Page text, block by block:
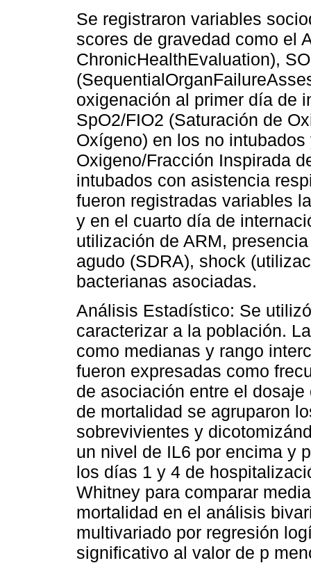
Se registraron variables
scores de gravedad como el
ChronicHealthEvaluation),
oxigenación al primer día de
SpO2/FIO2 (Saturación de
Oxígeno) en los no
Oxigeno/Fracción Inspirada
intubados con asistencia
fueron registradas variables
y en el cuarto día de
utilización de ARM,
agudo (SDRA), shock
bacterianas asociadas.
Análisis Estadístico: Se
caracterizar a la población.
como medianas y rango
fueron expresadas como
de asociación entre el
de mortalidad se agruparon
sobrevivientes y
un nivel de IL6 por encima y
los días 1 y 4 de
Whitney para comparar
mortalidad en el análisis
multivariado por regresión
significativo al valor de p